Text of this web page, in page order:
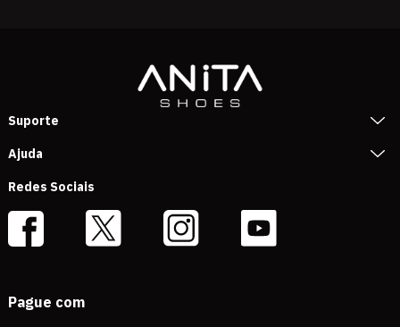
Suporte
Ajuda
Redes Sociais
Pague com